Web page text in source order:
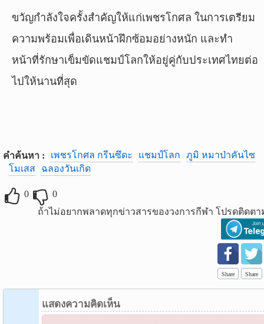
ขวัญกำลังใจครั้งสำคัญให้แก่เพชรโกศล ในการเตรียม
ความพร้อมเพื่อเดินหน้าฝึกซ้อมอย่างหนัก และทำ
หน้าที่รักษาเข็มขัดแชมป์โลกให้อยู่คู่กับประเทศไทยต่อ
ไปให้นานที่สุด
คำค้นหา : เพชรโกศล กรีนซึดะ แชมป์โลก
ภูมิ หมาป่าคันไซ
โมเสส
ฉลองวันเกิด
0
0
ถ้าไม่อยากพลาดทุกข่าวสารของวงการกีฬา โปรดติดตา
Share Share
แสดงความคิดเห็น